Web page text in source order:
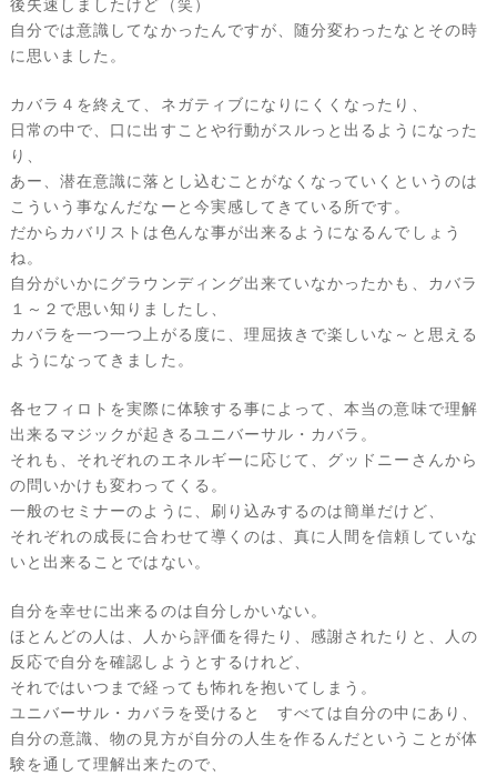
後失速しましたけど（笑）
自分では意識してなかったんですが、随分変わったなとその時
に思いました。
カバラ４を終えて、ネガティブになりにくくなったり、
日常の中で、口に出すことや行動がスルっと出るようになった
り、
あー、潜在意識に落とし込むことがなくなっていくというのは
こういう事なんだなーと今実感してきている所です。
だからカバリストは色んな事が出来るようになるんでしょう
ね。
自分がいかにグラウンディング出来ていなかったかも、カバラ
１～２で思い知りましたし、
カバラを一つ一つ上がる度に、理屈抜きで楽しいな～と思える
ようになってきました。
各セフィロトを実際に体験する事によって、本当の意味で理解
出来るマジックが起きるユニバーサル・カバラ。
それも、それぞれのエネルギーに応じて、グッドニーさんから
の問いかけも変わってくる。
一般のセミナーのように、刷り込みするのは簡単だけど、
それぞれの成長に合わせて導くのは、真に人間を信頼していな
いと出来ることではない。
自分を幸せに出来るのは自分しかいない。
ほとんどの人は、人から評価を得たり、感謝されたりと、人の
反応で自分を確認しようとするけれど、
それではいつまで経っても怖れを抱いてしまう。
ユニバーサル・カバラを受けると すべては自分の中にあり、
自分の意識、物の見方が自分の人生を作るんだということが体
験を通して理解出来たので、